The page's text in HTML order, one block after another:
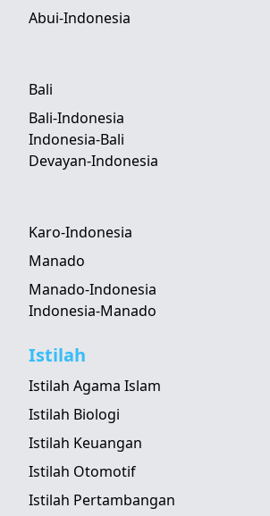
Abui-Indonesia
Bali
Bali-Indonesia
Indonesia-Bali
Devayan-Indonesia
Karo-Indonesia
Manado
Manado-Indonesia
Indonesia-Manado
Istilah
Istilah Agama Islam
Istilah Biologi
Istilah Keuangan
Istilah Otomotif
Istilah Pertambangan